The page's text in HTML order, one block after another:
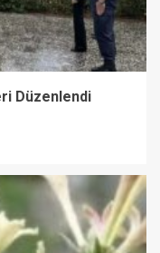
Düzenlendi